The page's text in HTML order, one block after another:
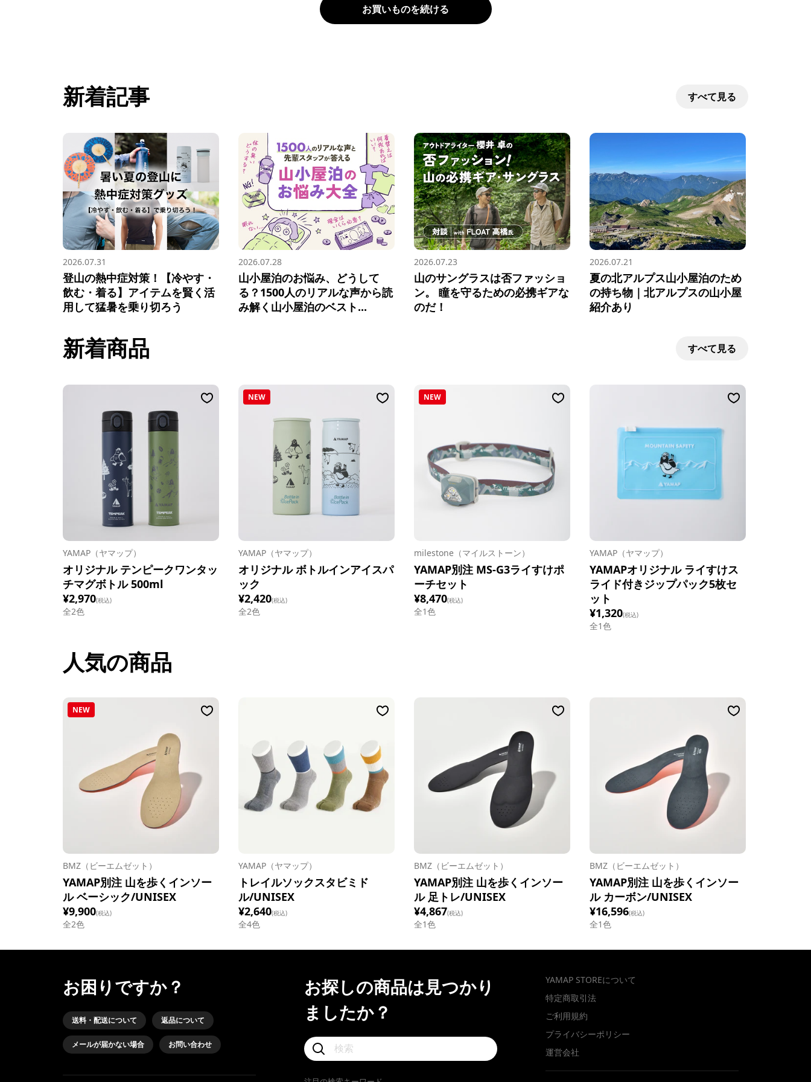
お買いものを続ける
新着記事 すべて見る
2026.07.31
登山の熱中症対策！【冷やす・
飲む・着る】アイテムを賢く活
用して猛暑を乗り切ろう
2026.07.28
山小屋泊のお悩み、どうして
る？1500人のリアルな声から読
み解く山小屋泊のベスト...
2026.07.23
山のサングラスは否ファッショ
ン。 瞳を守るための必携ギアな
のだ！
2026.07.21
夏の北アルプス山小屋泊のため
の持ち物｜北アルプスの山小屋
紹介あり
新着商品 すべて見る
YAMAP（ヤマップ）
オリジナル テンピークワンタッ
チマグボトル 500ml
¥2,970(税込)
全2色
NEW
YAMAP（ヤマップ）
オリジナル ボトルインアイスパ
ック
¥2,420(税込)
全2色
NEW
milestone（マイルストーン）
YAMAP別注 MS-G3ライすけポ
ーチセット
¥8,470(税込)
全1色
YAMAP（ヤマップ）
YAMAPオリジナル ライすけス
ライド付きジップパック5枚セ
ット
¥1,320(税込)
全1色
人気の商品
NEW
BMZ（ビーエムゼット）
YAMAP別注 山を歩くインソー
ル ベーシック/UNISEX
¥9,900(税込)
全2色
YAMAP（ヤマップ）
トレイルソックスタビミド
ル/UNISEX
¥2,640(税込)
全4色
BMZ（ビーエムゼット）
YAMAP別注 山を歩くインソー
ル 足トレ/UNISEX
¥4,867(税込)
全1色
BMZ（ビーエムゼット）
YAMAP別注 山を歩くインソー
ル カーボン/UNISEX
¥16,596(税込)
全1色
お困りですか？
送料・配送について 返品について
メールが届かない場合 お問い合わせ
お探しの商品は見つかり
ましたか？
YAMAP STOREについて
特定商取引法
ご利用規約
プライバシーポリシー
運営会社